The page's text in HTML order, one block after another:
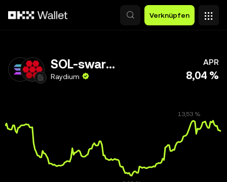
Verknüpfen
SOL-swarms
Raydium
APR
8,04 %